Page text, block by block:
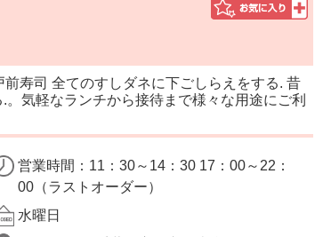
寿司 全てのすしダネに下ごしらえをする. 昔
気軽なランチから接待まで様々な用途にご利
営業時間：11：30～14：30 17：00～22：
00（ラストオーダー）
水曜日